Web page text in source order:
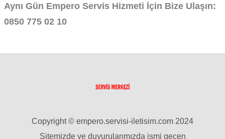
Aynı Gün Empero Servis Hizmeti İçin Bize Ulaşın:
0850 775 02 10
Copyright © empero.servisi-iletisim.com 2024
Sitemizde ve duyurularımızda ismi geçen